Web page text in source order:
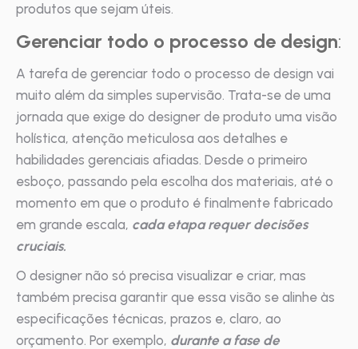
produtos que sejam úteis.
Gerenciar todo o processo de design:
A tarefa de gerenciar todo o processo de design vai
muito além da simples supervisão. Trata-se de uma
jornada que exige do designer de produto uma visão
holística, atenção meticulosa aos detalhes e
habilidades gerenciais afiadas. Desde o primeiro
esboço, passando pela escolha dos materiais, até o
momento em que o produto é finalmente fabricado
em grande escala, cada etapa requer decisões
cruciais.
O designer não só precisa visualizar e criar, mas
também precisa garantir que essa visão se alinhe às
especificações técnicas, prazos e, claro, ao
orçamento. Por exemplo, durante a fase de